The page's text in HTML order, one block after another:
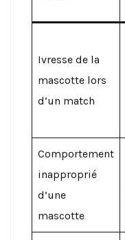
Ivresse de la
mascotte lors
d’un match
Comportement
inapproprié
d’une
mascotte